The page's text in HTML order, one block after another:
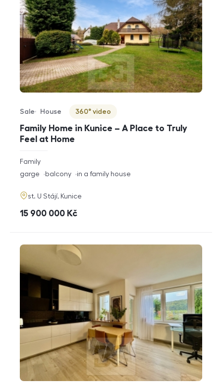
Family Home in Kunice – A Place to Truly
Feel at Home
Offer type
Sale
Property type
House
Virtuální prohlídka
360° video
rozměry
disposition
Family
funkce
garge balcony in a family house
adresa
st. U Stájí, Kunice
cena
15 900 000 Kč